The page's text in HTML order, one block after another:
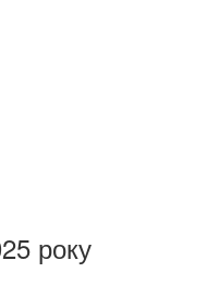
року